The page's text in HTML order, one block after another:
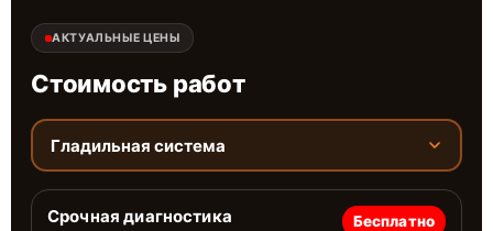
АКТУАЛЬНЫЕ ЦЕНЫ
Стоимость работ
Гладильная система
Срочная диагностика Бесплатно